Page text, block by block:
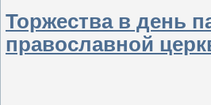
Торжества в день
православной